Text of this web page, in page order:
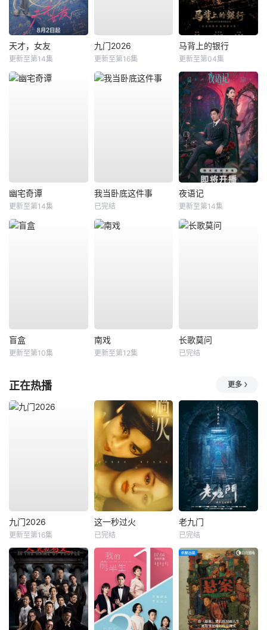
天才，女友
更新至第14集
九门2026
更新至第16集
马背上的银行
更新至第04集
幽宅奇谭
更新至第14集
我当卧底这件事
已完结
夜语记
更新至第14集
盲盒
更新至第10集
南戏
更新至第12集
长歌莫问
已完结
正在热播 更多
九门2026
更新至第16集
这一秒过火
已完结
老九门
已完结